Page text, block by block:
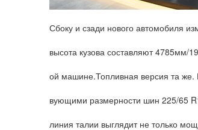
Сбоку и сзади нового автомобиля
высота кузова составляют
ой машине.Топливная версия та
вующими размерности шин 225/65
линия талии выглядит не только